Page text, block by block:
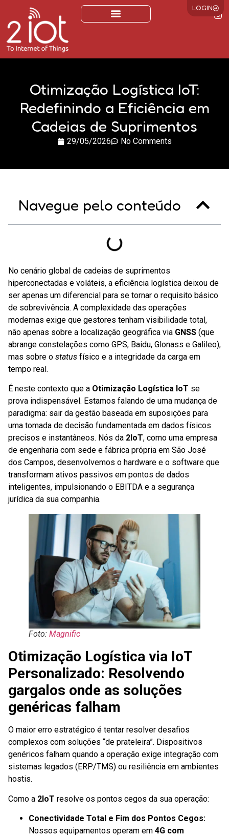
LOGIN
Otimização Logística IoT:
Redefinindo a Eficiência em
Cadeias de Suprimentos
29/05/2026 No Comments
Navegue pelo conteúdo
No cenário global de cadeias de suprimentos
hiperconectadas e voláteis, a eficiência logística deixou de
ser apenas um diferencial para se tornar o requisito básico
de sobrevivência. A complexidade das operações
modernas exige que gestores tenham visibilidade total,
não apenas sobre a localização geográfica via GNSS (que
abrange constelações como GPS, Baidu, Glonass e Galileo),
mas sobre o status físico e a integridade da carga em
tempo real.
É neste contexto que a Otimização Logística IoT se
prova indispensável. Estamos falando de uma mudança de
paradigma: sair da gestão baseada em suposições para
uma tomada de decisão fundamentada em dados físicos
precisos e instantâneos. Nós da 2IoT, como uma empresa
de engenharia com sede e fábrica própria em São José
dos Campos, desenvolvemos o hardware e o software que
transformam ativos passivos em pontos de dados
inteligentes, impulsionando o EBITDA e a segurança
jurídica da sua companhia.
Foto: Magnific
Otimização Logística via IoT
Personalizado: Resolvendo
gargalos onde as soluções
genéricas falham
O maior erro estratégico é tentar resolver desafios
complexos com soluções “de prateleira”. Dispositivos
genéricos falham quando a operação exige integração com
sistemas legados (ERP/TMS) ou resiliência em ambientes
hostis.
Como a 2IoT resolve os pontos cegos da sua operação:
Conectividade Total e Fim dos Pontos Cegos:
Nossos equipamentos operam em 4G com